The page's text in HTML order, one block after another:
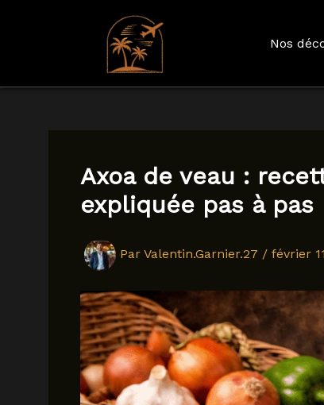
Aller
Nos
Axoa de veau :
expliquée pas à pas
Par Valentin.Garnier.27 / février